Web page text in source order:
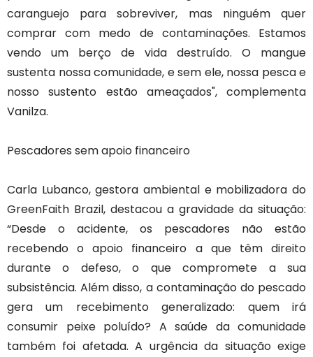
caranguejo para sobreviver, mas ninguém quer
comprar com medo de contaminações. Estamos
vendo um berço de vida destruído. O mangue
sustenta nossa comunidade, e sem ele, nossa pesca e
nosso sustento estão ameaçados", complementa
Vanilza.
Pescadores sem apoio financeiro
Carla Lubanco, gestora ambiental e mobilizadora do
GreenFaith Brazil, destacou a gravidade da situação:
“Desde o acidente, os pescadores não estão
recebendo o apoio financeiro a que têm direito
durante o defeso, o que compromete a sua
subsistência. Além disso, a contaminação do pescado
gera um recebimento generalizado: quem irá
consumir peixe poluído? A saúde da comunidade
também foi afetada. A urgência da situação exige